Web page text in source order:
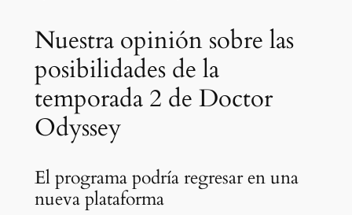
Nuestra opinión sobre las
posibilidades de la
temporada 2 de Doctor
Odyssey
El programa podría regresar en una
nueva plataforma